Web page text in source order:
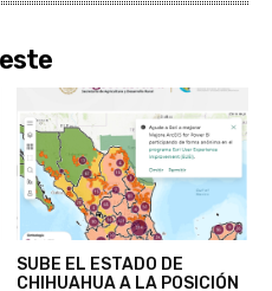
SUBE EL ESTADO DE
CHIHUAHUA A LA POSICIÓN